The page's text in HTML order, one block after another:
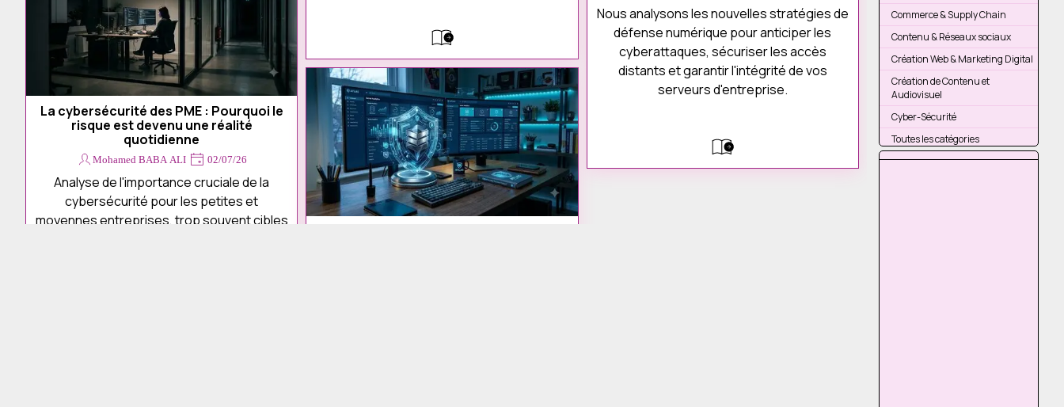
La cybersécurité des PME : Pourquoi le
risque est devenu une réalité
quotidienne
Mohamed BABA ALI 02/07/26
Analyse de l'importance cruciale de la
cybersécurité pour les petites et
moyennes entreprises, trop souvent cibles
Nous analysons les nouvelles stratégies de
défense numérique pour anticiper les
cyberattaques, sécuriser les accès
distants et garantir l'intégrité de vos
serveurs d'entreprise.
Commerce & Supply Chain
Contenu & Réseaux sociaux
Création Web & Marketing Digital
Création de Contenu et
Audiovisuel
Cyber-Sécurité
Toutes les catégories
Sauter le bloc